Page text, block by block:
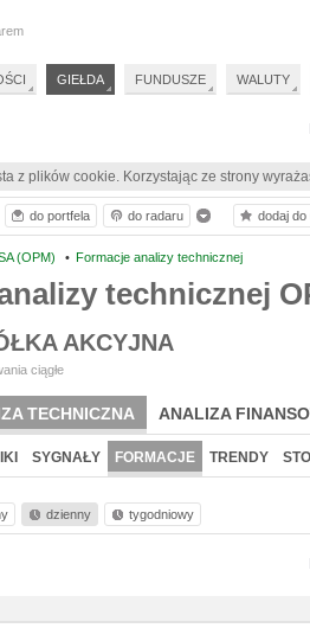
z plików cookie. Korzystając ze strony
(OPM) • Formacje analizy technicznej
technicznej
AKCYJNA
ciągłe
TECHNICZNA ANALIZA
SYGNAŁY FORMACJE TRENDY
dzienny tygodniowy
do portfela do radaru dodaj do
GIEŁDA FUNDUSZE WALUTY